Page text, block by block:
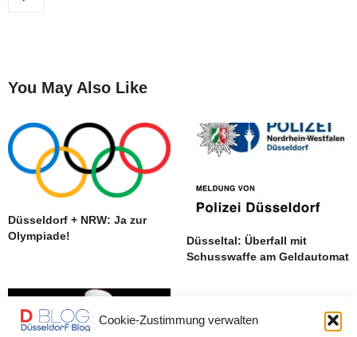
Cookie-Zustimmung verwalten
You May Also Like
Düsseldorf + NRW: Ja zur
Olympiade!
Düsseltal: Überfall mit
Schusswaffe am Geldautomat